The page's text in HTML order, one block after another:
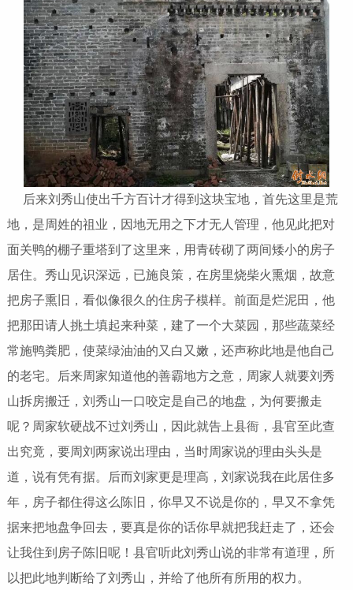
后来刘秀山使出千方百计才得到这块宝地，首先这里是荒
地，是周姓的祖业，因地无用之下才无人管理，他见此把对
面关鸭的棚子重塔到了这里来，用青砖砌了两间矮小的房子
居住。秀山见识深远，已施良策，在房里烧柴火熏烟，故意
把房子熏旧，看似像很久的住房子模样。前面是烂泥田，他
把那田请人挑土填起来种菜，建了一个大菜园，那些蔬菜经
常施鸭粪肥，使菜绿油油的又白又嫩，还声称此地是他自己
的老宅。后来周家知道他的善霸地方之意，周家人就要刘秀
山拆房搬迁，刘秀山一口咬定是自己的地盘，为何要搬走
呢？周家软硬战不过刘秀山，因此就告上县衙，县官至此查
出究竟，要周刘两家说出理由，当时周家说的理由头头是
道，说有凭有据。后而刘家更是理高，刘家说我在此居住多
年，房子都住得这么陈旧，你早又不说是你的，早又不拿凭
据来把地盘争回去，要真是你的话你早就把我赶走了，还会
让我住到房子陈旧呢！县官听此刘秀山说的非常有道理，所
以把此地判断给了刘秀山，并给了他所有所用的权力。